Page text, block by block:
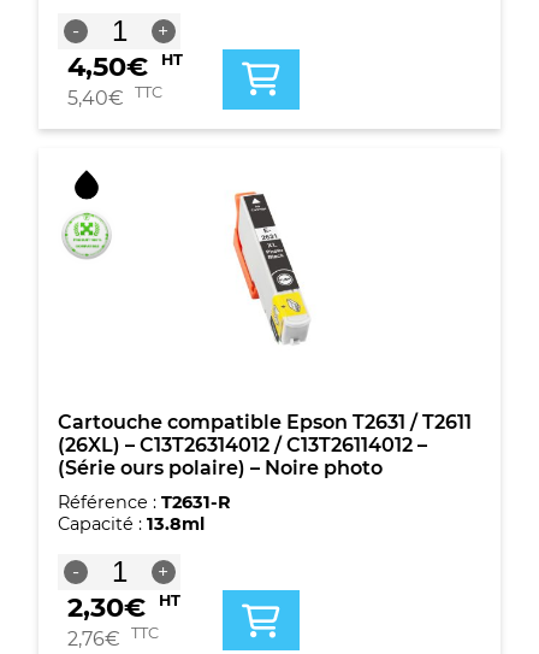
-
quantité
de
Cartouche
Premium
G&G
Epson
T2631
/
T2611
(Série
ours
polaire)
-
Noire
photo
+
4,50€ HT
5,40€ TTC
Cartouche compatible Epson T2631 / T2611
(26XL) – C13T26314012 / C13T26114012 –
(Série ours polaire) – Noire photo
Référence : T2631-R
Capacité : 13.8ml
-
quantité
de
Cartouche
compatible
+
2,30€ HT
2,76€ TTC